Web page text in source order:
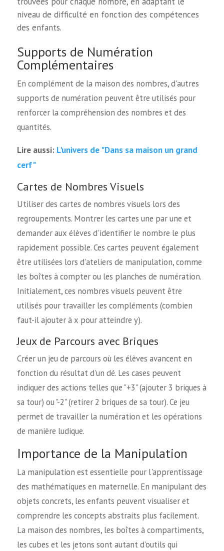
niveau de difficulté en fonction des compétences
des enfants.
Supports de Numération
Complémentaires
En complément de la maison des nombres, d'autres
supports de numération peuvent être utilisés pour
renforcer la compréhension des nombres et des
quantités.
Lire aussi: L'univers de "Dans sa maison un grand
cerf"
Cartes de Nombres Visuels
Utiliser des cartes de nombres visuels lors des
regroupements. Montrer les cartes une par une et
demander aux élèves d'identifier le nombre le plus
rapidement possible. Ces cartes peuvent également
être utilisées lors d'ateliers de manipulation, comme
les boîtes à compter ou les planches de numération.
Initialement, ces nombres visuels peuvent être
utilisés pour travailler les compléments (combien
faut-il ajouter à x pour atteindre y).
Jeux de Parcours avec Briques
Créer un jeu de parcours où les élèves avancent en
fonction du résultat d'un dé. Les cases peuvent
indiquer des actions telles que "+3" (ajouter 3 briques à
sa tour) ou "-2" (retirer 2 briques de sa tour). Ce jeu
permet de travailler la numération et les opérations
de manière ludique.
Importance de la Manipulation
La manipulation est essentielle pour l'apprentissage
des mathématiques en maternelle. En manipulant des
objets concrets, les enfants peuvent visualiser et
comprendre les concepts abstraits plus facilement.
La maison des nombres, les boîtes à compartiments,
les cubes et les jetons sont autant d'outils qui